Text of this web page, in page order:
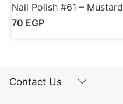
Nail Polish #61 – Mustard
70 EGP
Contact Us